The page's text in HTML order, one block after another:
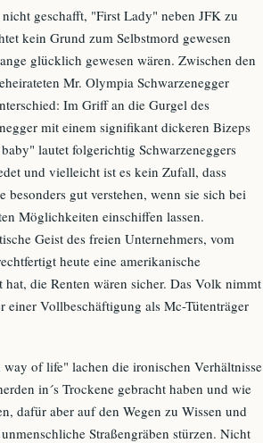
geschafft, "First Lady" neben JFK zu
kein Grund zum Selbstmord gewesen
glücklich gewesen wären. Zwischen den
Mr. Olympia Schwarzenegger
Im Griff an die Gurgel des
mit einem signifikant dickeren Bizeps
lautet folgerichtig Schwarzeneggers
und vielleicht ist es kein Zufall, dass
besonders gut verstehen, wenn sie sich bei
Möglichkeiten einschiffen lassen.
Geist des freien Unternehmers, vom
heute eine amerikanische
die Renten wären sicher. Das Volk nimmt
einer Vollbeschäftigung als Mc-Tütenträger
of life" lachen die ironischen Verhältnisse
in´s Trockene gebracht haben und wie
dafür aber auf den Wegen zu Wissen und
Straßengräben stürzen. Nicht